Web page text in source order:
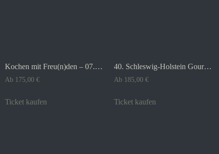
Kochen mit Freu(n)den – 07.02.2027 in der Gutsküche
Ab 175,00 €
Ticket kaufen
40. Schleswig-Holstein Gourmet Festival 21.11.2026
Ab 185,00 €
Ticket kaufen